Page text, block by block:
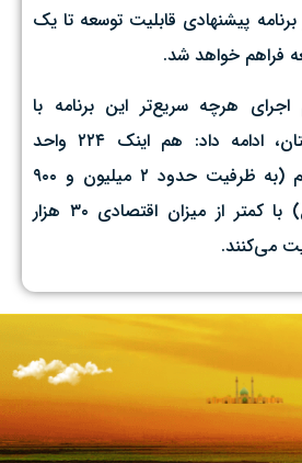
درصد از برنامه پیشنهادی قابلیت توسعه تا یک
هرچه سریع‌تر این برنامه با
همکاری مرغداران استان، ادامه داد: هم اینک ۲۲۴ واحد
مرغداری گوشتی در قم (به ظرفیت حدود ۲ میلیون و ۹۰۰
هزار قطعه در مجموع) با کمتر از میزان اقتصادی ۳۰ هزار
می‌کنند.